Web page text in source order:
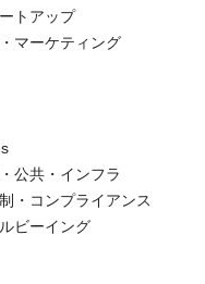
トアップ
マーケティング
公共・インフラ
・コンプライアンス
ビーイング